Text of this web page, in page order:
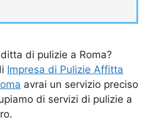
di pulizie a Roma?
Impresa di Pulizie Affitta
avrai un servizio preciso
di servizi di pulizie a